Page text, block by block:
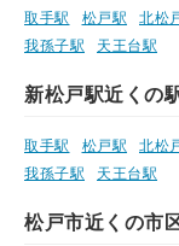
取手駅 松戸駅 北松
我孫子駅
天王台駅
新松戸駅近くの
取手駅 松戸駅 北松
我孫子駅
天王台駅
松戸市近くの市